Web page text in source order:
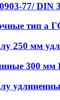
77/ DIN
тип а
250 мм
300 мм